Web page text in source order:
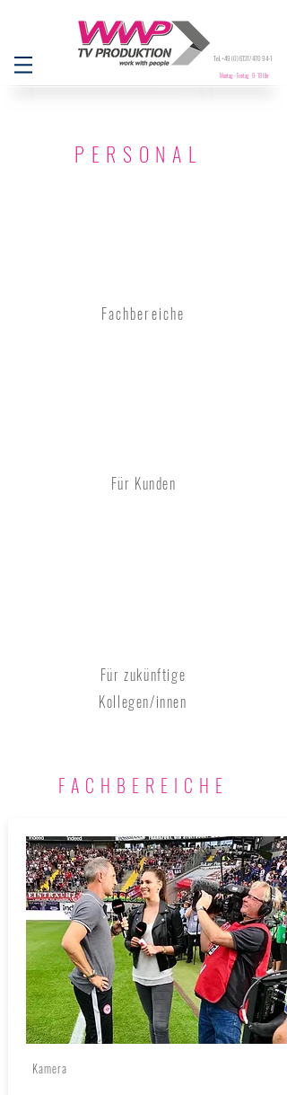
Tel.+49 (0) 6131/ 470 94-1
Montag - Freitag 9- 18 Uhr
PERSONAL
Fachbereiche
Für Kunden
Für zukünftige
Kollegen/innen
FACHBEREICHE
Kamera